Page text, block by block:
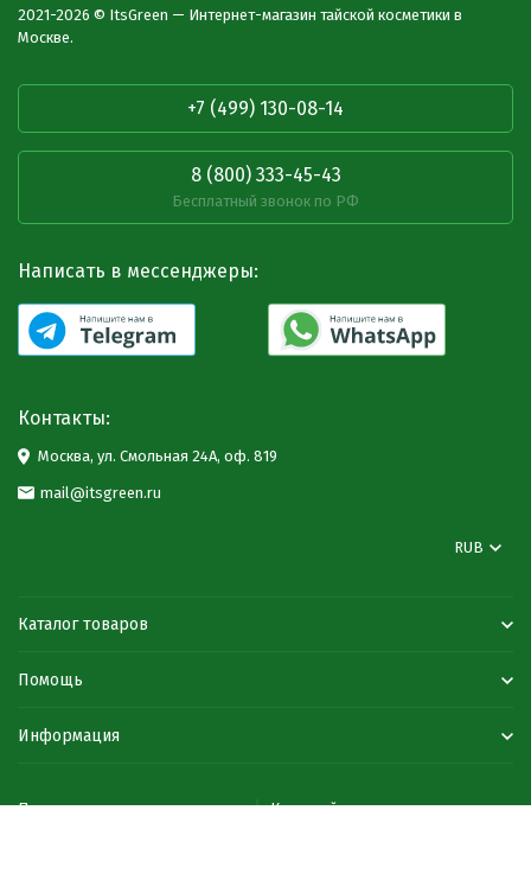
2021-2026 © ItsGreen — Интернет-магазин тайской косметики в
Москве.
+7 (499) 130-08-14
8 (800) 333-45-43
Бесплатный звонок по РФ
Написать в мессенджеры:
Контакты:
Москва, ул. Смольная 24А, оф. 819
mail@itsgreen.ru
RUB
Каталог товаров
Помощь
Информация
Политика персональных данных Карта сайта